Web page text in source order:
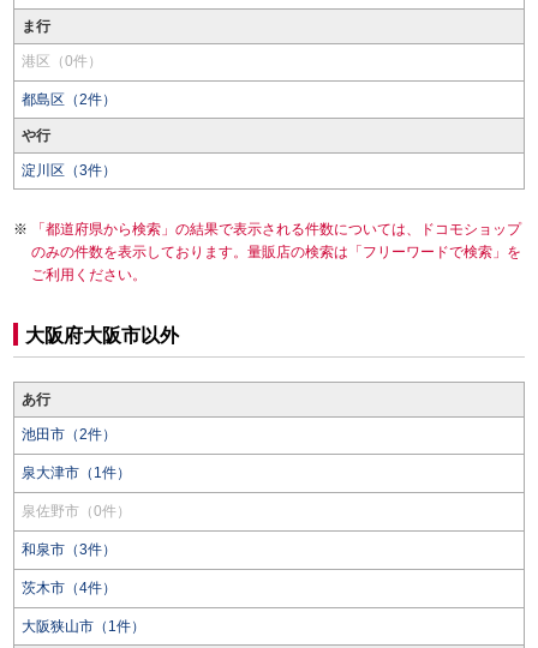
ま行
港区（0件）
都島区（2件）
や行
淀川区（3件）
「都道府県から検索」の結果で表示される件数については、ドコモショップ
のみの件数を表示しております。量販店の検索は「フリーワードで検索」を
ご利用ください。
大阪府大阪市以外
あ行
池田市（2件）
泉大津市（1件）
泉佐野市（0件）
和泉市（3件）
茨木市（4件）
大阪狭山市（1件）